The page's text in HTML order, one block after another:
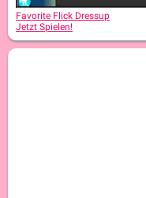
Favorite Flick Dressup
Jetzt Spielen!